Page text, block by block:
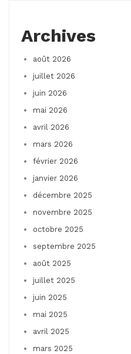
Archives
août 2026
juillet 2026
juin 2026
mai 2026
avril 2026
mars 2026
février 2026
janvier 2026
décembre 2025
novembre 2025
octobre 2025
septembre 2025
août 2025
juillet 2025
juin 2025
mai 2025
avril 2025
mars 2025